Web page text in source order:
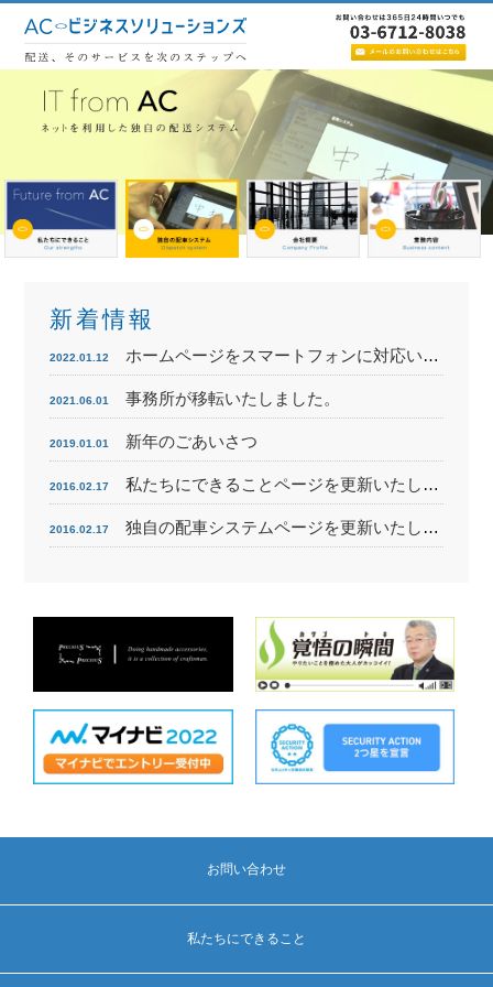
新着情報
2022.01.12 ホームページをスマートフォンに対応いたしました。
2021.06.01 事務所が移転いたしました。
2019.01.01 新年のごあいさつ
2016.02.17 私たちにできることページを更新いたしました。
2016.02.17 独自の配車システムページを更新いたしました。
お問い合わせ
私たちにできること